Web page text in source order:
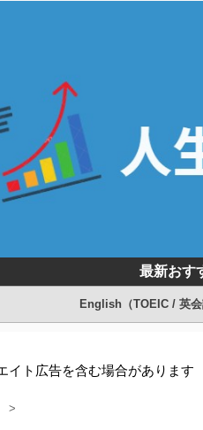
最新おす
English（TOEIC / 英会
イト広告を含む場合があります
>